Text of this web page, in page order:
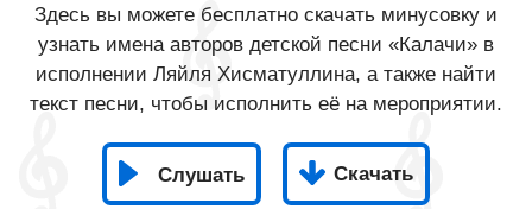
Здесь вы можете бесплатно скачать минусовку и
узнать имена авторов детской песни «Калачи» в
исполнении Ляйля Хисматуллина, а также найти
текст песни, чтобы исполнить её на мероприятии.
Слушать Скачать